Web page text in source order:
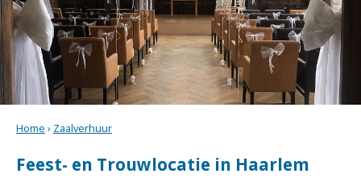
Home › Zaalverhuur
Feest- en Trouwlocatie in Haarlem